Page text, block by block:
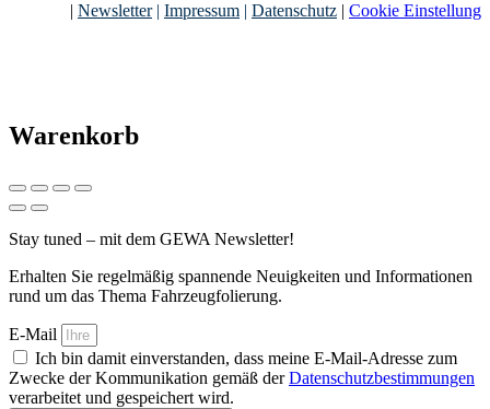
| Newsletter| Impressum | Datenschutz | Cookie Einstellung
Warenkorb
Stay tuned – mit dem GEWA Newsletter!
Erhalten Sie regelmäßig spannende Neuigkeiten und Informationen
rund um das Thema Fahrzeugfolierung.
E-Mail
Ich bin damit einverstanden, dass meine E-Mail-Adresse zum
Zwecke der Kommunikation gemäß derDatenschutzbestimmungen
verarbeitet und gespeichert wird.